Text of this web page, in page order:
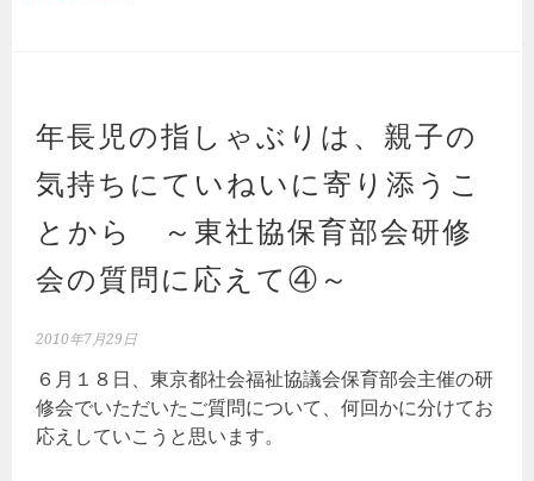
年長児の指しゃぶりは、親子の
気持ちにていねいに寄り添うこ
とから ～東社協保育部会研修
会の質問に応えて④～
2010年7月29日
６月１８日、東京都社会福祉協議会保育部会主催の研
修会でいただいたご質問について、何回かに分けてお
応えしていこうと思います。